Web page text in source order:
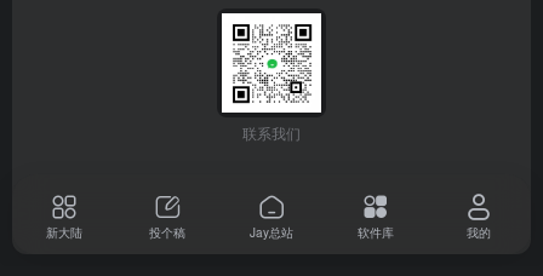
联系我们
新大陆 投个稿 Jay总站 软件库 我的